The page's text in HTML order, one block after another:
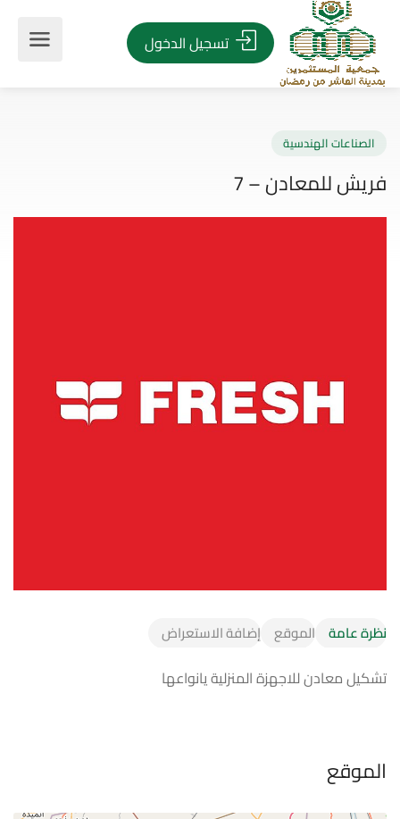
تسجيل الدخول
الهندسية
للمعادن – 7
نظرة عامة الموقع إضافة الاستعراض
تشكيل معادن للاجهزة المنزلية يانواعها
الموقع